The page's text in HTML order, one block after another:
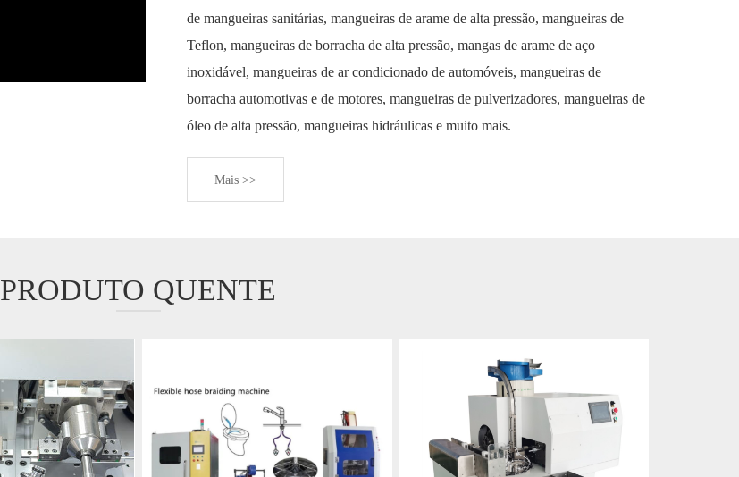
de mangueiras sanitárias, mangueiras de arame de alta pressão, mangueiras de
Teflon, mangueiras de borracha de alta pressão, mangas de arame de aço
inoxidável, mangueiras de ar condicionado de automóveis, mangueiras de
borracha automotivas e de motores, mangueiras de pulverizadores, mangueiras de
óleo de alta pressão, mangueiras hidráulicas e muito mais.
Mais >>
PRODUTO QUENTE